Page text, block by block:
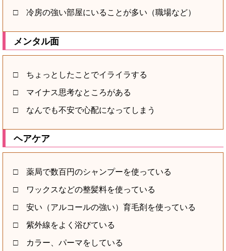
□ 冷房の強い部屋にいることが多い（職場など）
メンタル面
□ ちょっとしたことでイライラする
□ マイナス思考なところがある
□ なんでも不安で心配になってしまう
ヘアケア
□ 薬局で数百円のシャンプーを使っている
□ ワックスなどの整髪料を使っている
□ 安い（アルコールの強い）育毛剤を使っている
□ 紫外線をよく浴びている
□ カラー、パーマをしている